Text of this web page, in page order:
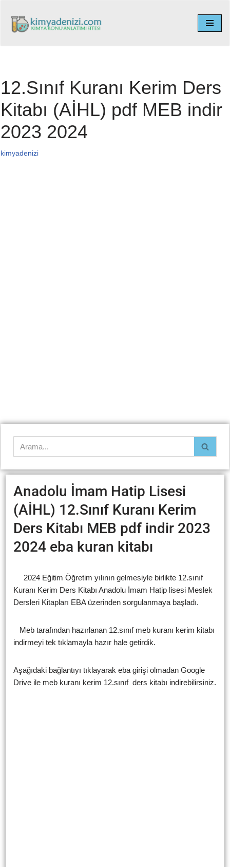
İçeriğe
12.Sınıf Kuranı Kerim Ders
Kitabı (AİHL) pdf MEB indir
2023 2024
kimyadenizi
Anadolu İmam Hatip Lisesi
(AİHL) 12.Sınıf Kuranı Kerim
Ders Kitabı MEB pdf indir 2023
2024 eba kuran kitabı
2024 Eğitim Öğretim yılının gelmesiyle birlikte 12.sınıf
Kuranı Kerim Ders Kitabı Anadolu İmam Hatip lisesi Meslek
Dersleri Kitapları EBA üzerinden sorgulanmaya başladı.
Meb tarafından hazırlanan 12.sınıf meb kuranı kerim kitabı
indirmeyi tek tıklamayla hazır hale getirdik.
Aşağıdaki bağlantıyı tıklayarak eba girişi olmadan Google
Drive ile meb kuranı kerim 12.sınıf ders kitabı indirebilirsiniz.